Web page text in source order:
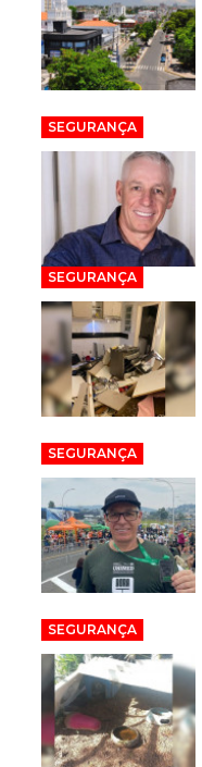
SEGURANÇA
SEGURANÇA
SEGURANÇA
SEGURANÇA